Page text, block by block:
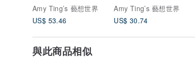
Amy Ting’s 藝想世界
US$ 53.46
Amy Ting’s 藝想世界
US$ 30.74
與此商品相似